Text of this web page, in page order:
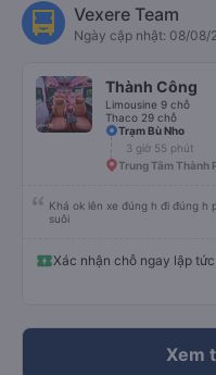
Vexere Team
Ngày cập nhật: 08/08/
Thành Công
Limousine 9 chỗ
Thaco 29 chỗ
Trạm Bù Nho
3 giờ 55 phút
Trung Tâm Thành
Khá ok lên xe đúng h đi đúng h
suôi
Xác nhận chỗ ngay lập tức
Xem